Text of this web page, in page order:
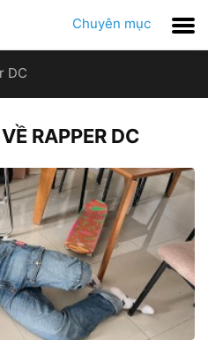
Chuyên mục
DC
RAPPER DC